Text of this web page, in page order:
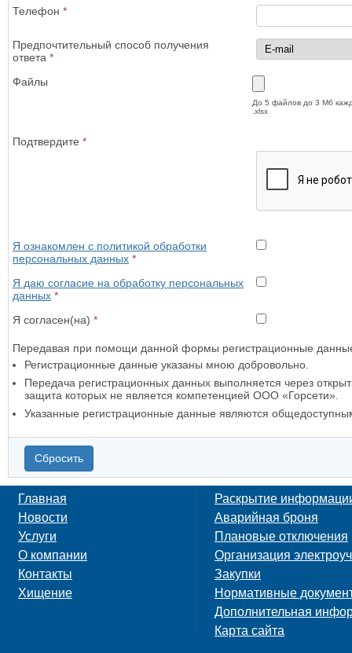
Телефон *
Предпочтительный способ получения
ответа *
Файлы
До 5 файлов до 3 Мб
.xlsx
Подтвердите *
Я ознакомлен с политикой обработки
персональных данных *
Я даю согласие на обработку персональных
данных *
Я согласен(на) *
Передавая при помощи данной формы регистрационные
Регистрационные данные указаны мною добровольно.
Передача регистрационных данных выполняется через
защита которых не является компетенцией ООО «Горсети».
Указанные регистрационные данные являются
Сбросить
Главная
Новости
Услуги
О компании
Контакты
Хищение
Раскрытие
Аварийная броня
Плановые отключения
Организация
Закупки
Нормативные
Дополнительная
Карта сайта